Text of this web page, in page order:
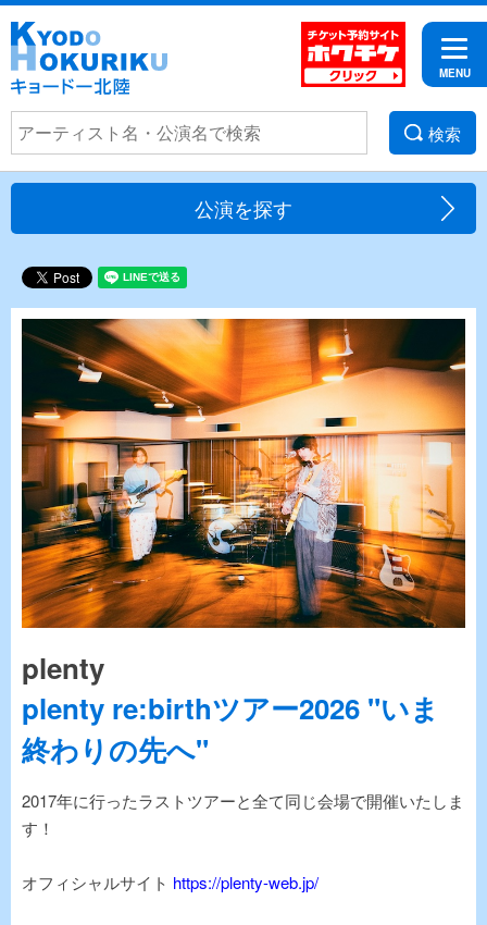
検索
公演を探す
plenty
plenty re:birthツアー2026 "いま
終わりの先へ"
2017年に行ったラストツアーと全て同じ会場で開催いたしま
す！
オフィシャルサイト https://plenty-web.jp/